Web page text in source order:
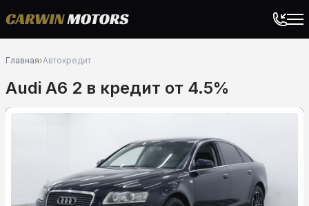
Главная›Автокредит
Audi A6 2 в кредит от 4.5%